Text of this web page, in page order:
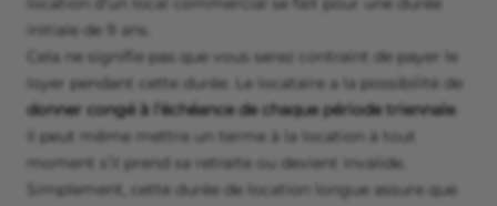
donc de tester son activité.
un bail mixte
commercial.
Il s’agit donc en premier lieu de savoir avec quel type de
bail vous souhaitez louer un local commercial.
Durée de la location